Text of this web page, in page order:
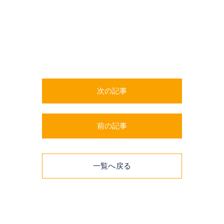
前の記事
次の記事
一覧へ戻る